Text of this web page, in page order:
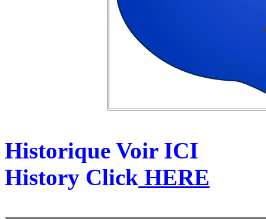
Historique Voir ICI
History Click HERE